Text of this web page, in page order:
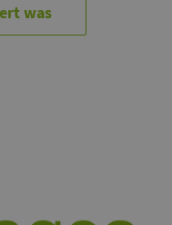
was